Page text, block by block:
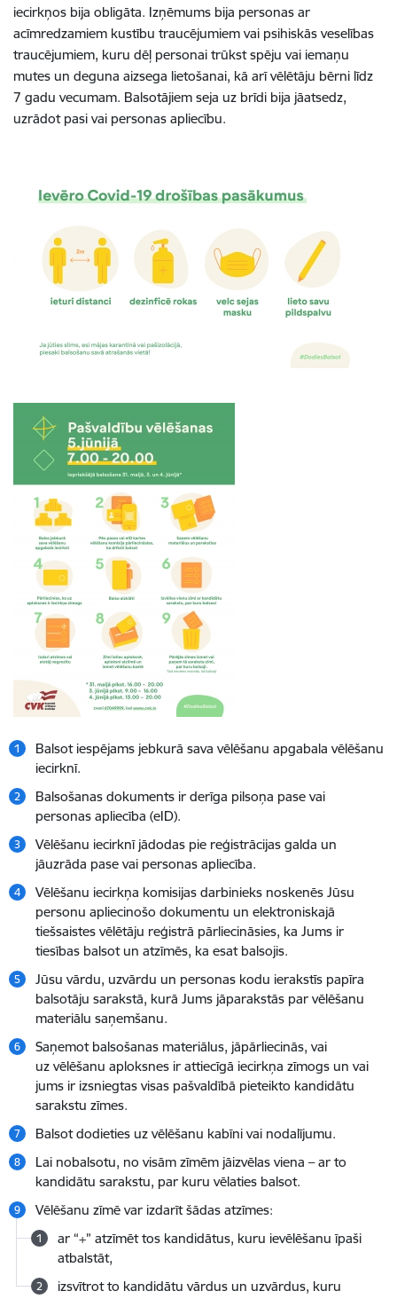
iecirkņos bija obligāta. Izņēmums bija personas ar
acīmredzamiem kustību traucējumiem vai psihiskās veselības
traucējumiem, kuru dēļ personai trūkst spēju vai iemaņu
mutes un deguna aizsega lietošanai, kā arī vēlētāju bērni līdz
7 gadu vecumam. Balsotājiem seja uz brīdi bija jāatsedz,
uzrādot pasi vai personas apliecību.
Balsot iespējams jebkurā sava vēlēšanu apgabala vēlēšanu
iecirknī.
Balsošanas dokuments ir derīga pilsoņa pase vai
personas apliecība (eID).
Vēlēšanu iecirknī jādodas pie reģistrācijas galda un
jāuzrāda pase vai personas apliecība.
Vēlēšanu iecirkņa komisijas darbinieks noskenēs Jūsu
personu apliecinošo dokumentu un elektroniskajā
tiešsaistes vēlētāju reģistrā pārliecināsies, ka Jums ir
tiesības balsot un atzīmēs, ka esat balsojis.
Jūsu vārdu, uzvārdu un personas kodu ierakstīs papīra
balsotāju sarakstā, kurā Jums jāparakstās par vēlēšanu
materiālu saņemšanu.
Saņemot balsošanas materiālus, jāpārliecinās, vai
uz vēlēšanu aploksnes ir attiecīgā iecirkņa zīmogs un vai
jums ir izsniegtas visas pašvaldībā pieteikto kandidātu
sarakstu zīmes.
Balsot dodieties uz vēlēšanu kabīni vai nodalījumu.
Lai nobalsotu, no visām zīmēm jāizvēlas viena – ar to
kandidātu sarakstu, par kuru vēlaties balsot.
Vēlēšanu zīmē var izdarīt šādas atzīmes:
ar “+” atzīmēt tos kandidātus, kuru ievēlēšanu īpaši
atbalstāt,
izsvītrot to kandidātu vārdus un uzvārdus, kuru